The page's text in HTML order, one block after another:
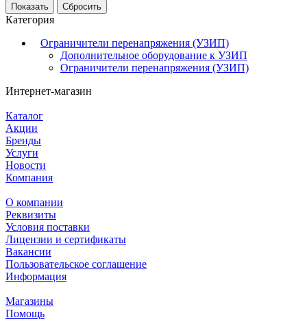
Категория
Ограничители перенапряжения (УЗИП)
Дополнительное оборудование к УЗИП
Ограничители перенапряжения (УЗИП)
Сбросить
Интернет-магазин
Каталог
Акции
Бренды
Услуги
Новости
Компания
О компании
Реквизиты
Условия поставки
Лицензии и сертификаты
Вакансии
Пользовательское соглашение
Информация
Магазины
Помощь